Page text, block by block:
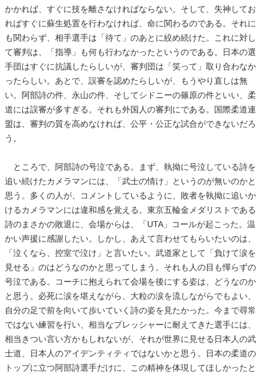
かかれば、すぐに技を離さなければならない。そして、失神してお
ればすぐに蘇生処置を行わなければ、命に関わるのである。それに
も関わらず、相手選手は「待て」のあとに絞め続けた。これに対し
て審判は、「指導」も何も行わなかったというのである。日本の選
手団はすぐに抗議したらしいが、審判団は「笑って」取り合わなか
ったらしい。あとで、誤審を認めたらしいが、もうやり直しは無
い。阿部詩の件、永山の件、そしてシドニーの篠原の件といい、柔
道には誤審が多すぎる。それも外国人の審判にである。国際柔道連
盟は、審判の質を高めなければ、公平・公正な試合ができないだろ
う。
ところで、阿部詩の号泣である。まず、執拗に号泣している詩を
追い続けたカメラマンには、「武士の情け」というのが無いのかと
思う。多くの人が、コメントしているように、敗者を執拗に追いか
けるカメラマンには違和感を覚える。東京五輪金メダリストである
詩のまさかの敗退に、会場からは、「UTA」コールが起こった。温
かい声援に感謝したい。しかし、あえて言わせてもらいたいのは、
「泣くなら、控室で泣け」と言いたい。武道家として「負けて涙を
見せる」のはどうなのかと思ってしまう。それも人の目も憚らずの
号泣である。コーチに抱えられて会場を後にする姿は、どうなのか
と思う。必死に涙を堪えながら、大粒の涙を流しながらでもよい、
自分の足で前を向いて歩いていく詩の姿を見たかった。今まで尋常
ではない練習を行い、相当なプレッシャーに耐えてきた選手には、
相当きつい言い方かもしれないが、それが世界に見せる日本人の武
士道、日本人のアイデンティティではないかと思う。日本の柔道の
トップに立つ阿部詩選手だけに、この精神を体現してほしかったと